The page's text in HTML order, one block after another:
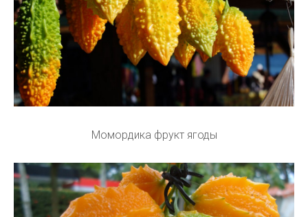
Момордика фрукт ягоды